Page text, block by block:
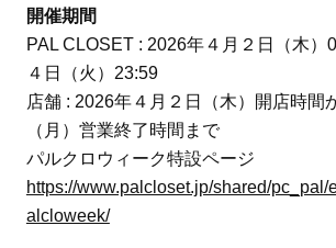
開催期間
PAL CLOSET : 2026年４月２日（木）
４日（火）23:59
店舗 : 2026年４月２日（木）開店時間
（月）営業終了時間まで
パルクロウィーク特設ページ
https://www.palcloset.jp/shared/pc_pal/
alcloweek/